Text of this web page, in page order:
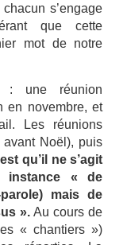
s’engage
que cette
mot de notre
: une réunion
en novembre, et
Les réunions
avant Noël), puis
qu’il ne s’agit
instance « de
mais de
».Au cours de
« chantiers »)